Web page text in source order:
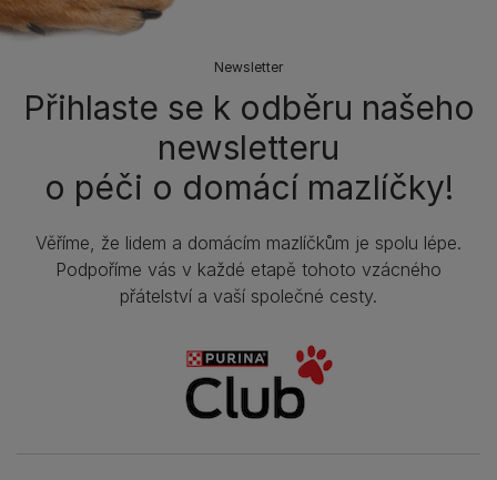
Newsletter
Přihlaste se k odběru našeho
newsletteru
o péči o domácí mazlíčky!
Věříme, že lidem a domácím mazlíčkům je spolu lépe.
Podpoříme vás v každé etapě tohoto vzácného
přátelství a vaší společné cesty.